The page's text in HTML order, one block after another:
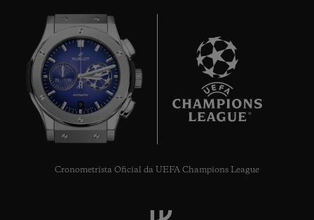
9
Cronometrista Oficial da UEFA Champions League